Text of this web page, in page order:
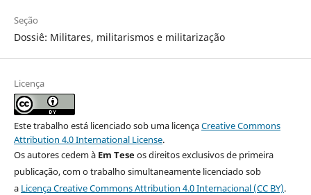
Seção
Dossiê: Militares, militarismos e militarização
Licença
Este trabalho está licenciado sob uma licençaCreative Commons
Attribution 4.0 International License.
Os autores cedem à Em Teseos direitos exclusivos de primeira
publicação, com o trabalho simultaneamente licenciado sob
a Licença Creative Commons Attribution 4.0 Internacional (CC BY).